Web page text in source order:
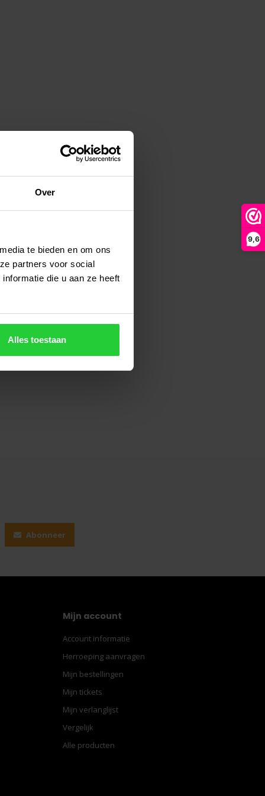
Over
te bieden en om ons
partners voor social
die u aan ze heeft
Alles toestaan
9,6
Abonneer
Mijn account
Account informatie
Herroeping aanvragen
Mijn bestellingen
Mijn tickets
Mijn verlanglijst
Vergelijk
Alle producten